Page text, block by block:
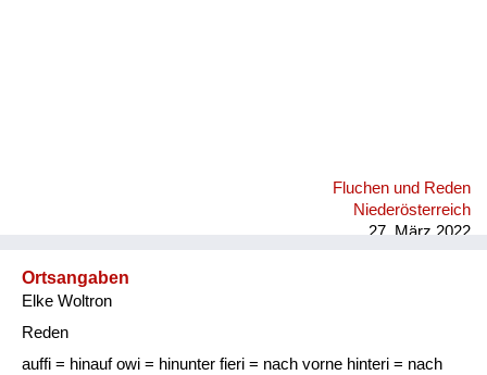
Fluchen und Reden
Niederösterreich
27. März 2022
Ortsangaben
Elke Woltron
Reden
auffi = hinauf owi = hinunter fieri = nach vorne hinteri = nach